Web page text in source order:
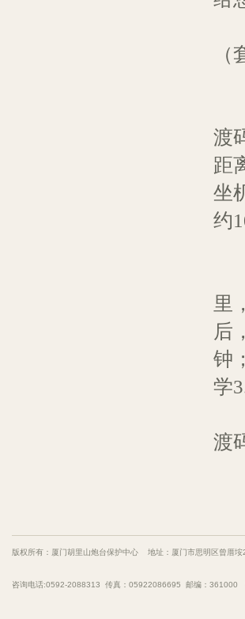
（
渡
距
坐
约
里
后
钟
学
渡
版权所有：厦门胡里山炮台保护中心 地址：厦门市思明区曾厝垵
咨询电话:0592-2088313 传真：05922086695 邮编：361000